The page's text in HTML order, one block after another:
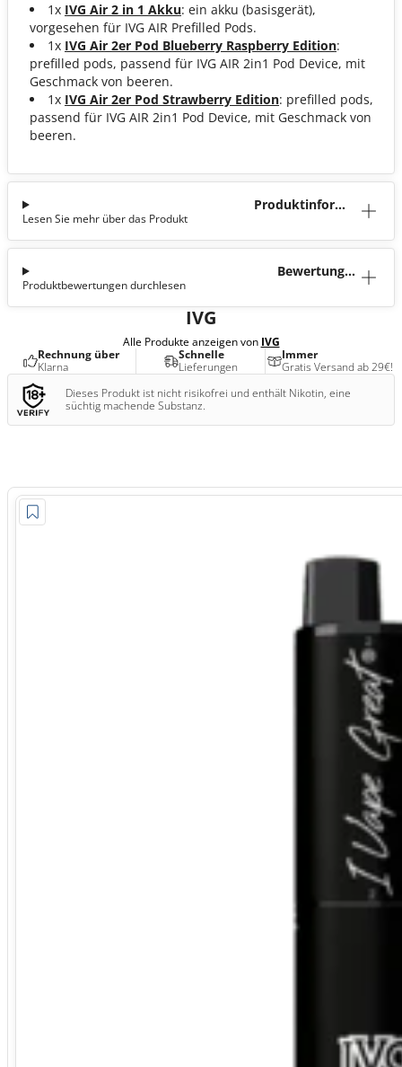
1x IVG Air 2 in 1 Akku: ein akku (basisgerät),
vorgesehen für IVG AIR Prefilled Pods.
1x IVG Air 2er Pod Blueberry Raspberry Edition:
prefilled pods, passend für IVG AIR 2in1 Pod Device, mit
Geschmack von beeren.
1x IVG Air 2er Pod Strawberry Edition: prefilled pods,
passend für IVG AIR 2in1 Pod Device, mit Geschmack von
beeren.
Produktinforma
Lesen Sie mehr über das Produkt
Bewertunge
Produktbewertungen durchlesen
IVG
Alle Produkte anzeigen von IVG
Rechnung über
Klarna
Schnelle
Lieferungen
Immer
Gratis Versand ab 29€!
Dieses Produkt ist nicht risikofrei und enthält Nikotin, eine
süchtig machende Substanz.